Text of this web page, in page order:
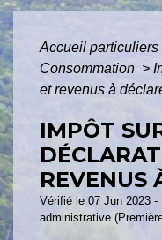
Accueil particuliers
Consommation >
et revenus à
IMPÔT
REVENUS
Vérifié le 07 Jun 2023
administrative